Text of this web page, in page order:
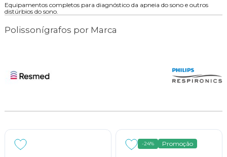
Equipamentos completos para diagnóstico da apneia do sono e outros
distúrbios do sono.
Polissonígrafos por Marca
-24% Promoção